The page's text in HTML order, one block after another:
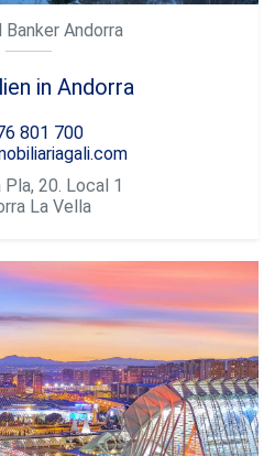
Andorra
in Andorra
801 700
Pla, 20. Local 1
La Vella